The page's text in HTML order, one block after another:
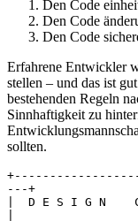
Den Code
Den Code
Den Code
Erfahrene Entwickler
stellen – und das ist
bestehenden Regeln
Sinnhaftigkeit zu
sollten.
---+
|  D E S I G N